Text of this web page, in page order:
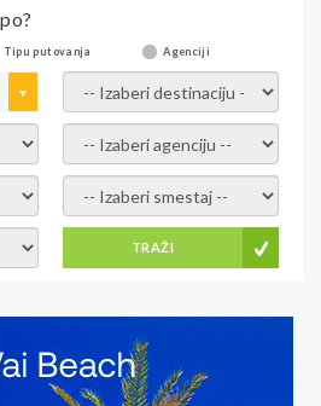
Tipu putovanja Agenciji
- izaberi destinaciju -
- izaberi agenciju -
- Izaberite smestaj -
TRAŽI